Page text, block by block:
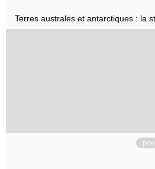
Terres australes et antarctiques : la